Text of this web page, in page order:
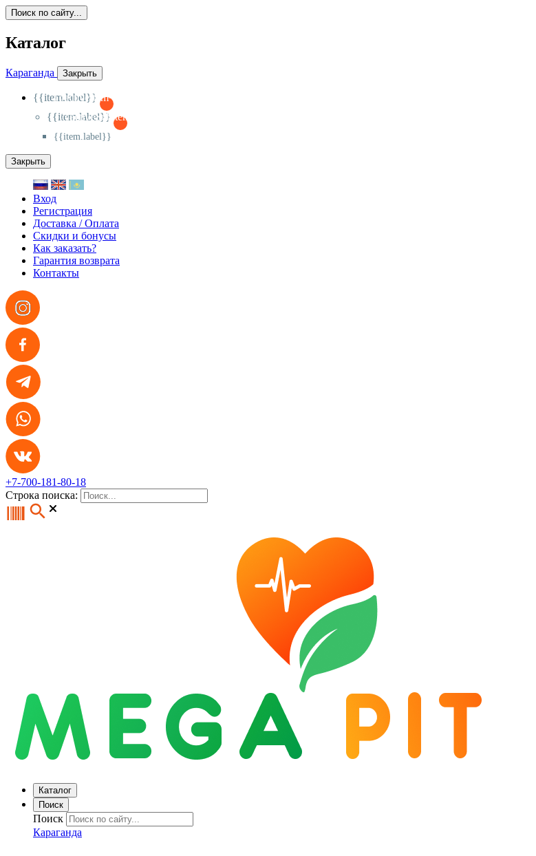
Поиск по сайту...
Каталог
Караганда Закрыть
{{item.label}}
{{activeItem==item.id?'-
{{item.label}}
{{activeSubitem==item.id?'-
{{item.label}}
Закрыть
Вход
Регистрация
Доставка / Оплата
Скидки и бонусы
Как заказать?
Гарантия возврата
Контакты
+7-700-181-80-18
Строка поиска:
Каталог
Поиск
Поиск
Караганда